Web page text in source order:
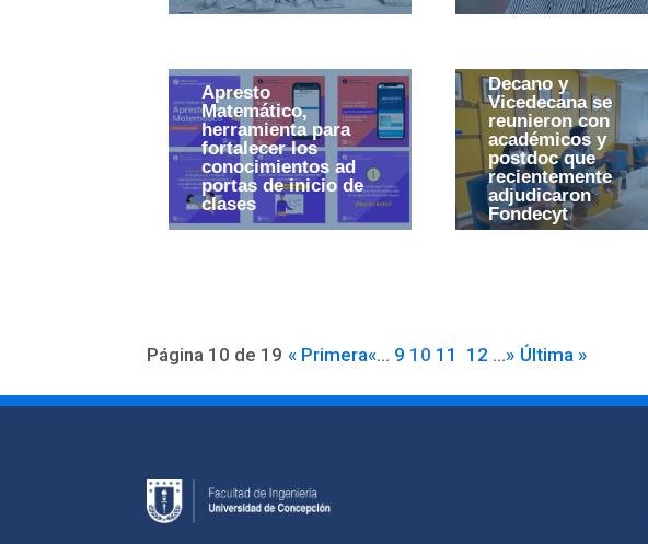
Apresto
Matemático,
herramienta para
fortalecer los
conocimientos ad
portas de inicio de
clases
Decano y
Vicedecana se
reunieron con
académicos y
postdoc que
recientemente
adjudicaron
Fondecyt
Página 10 de 19 « Primera«... 9 10 11 12 ...» Última »